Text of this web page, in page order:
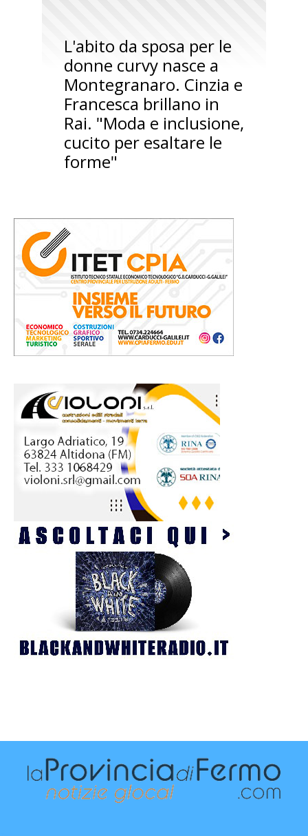
L'abito da sposa per le
donne curvy nasce a
Montegranaro. Cinzia e
Francesca brillano in
Rai. "Moda e inclusione,
cucito per esaltare le
forme"